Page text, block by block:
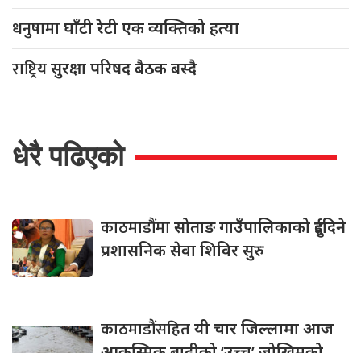
धनुषामाघाँटी रेटी एक व्यक्तिको हत्या
राष्ट्रियसुरक्षा परिषद बैठक बस्दै
धेरै पढिएको
काठमाडौंमासोताङ गाउँपालिकाको दुईदिने
प्रशासनिक सेवा शिविर सुरु
काठमाडौंसहितयी चार जिल्लामा आज